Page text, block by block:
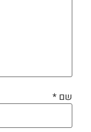
שם *